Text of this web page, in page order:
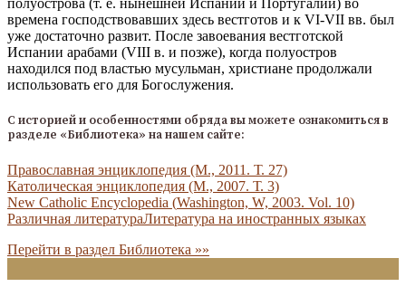
полуострова (т. е. нынешней Испании и Португалии) во
времена господствовавших здесь вестготов и к VI-VII вв. был
уже достаточно развит. После завоевания вестготской
Испании арабами (VIII в. и позже), когда полуостров
находился под властью мусульман, христиане продолжали
использовать его для Богослужения.
С историей и особенностями обряда вы можете ознакомиться в
разделе «Библиотека» на нашем сайте:
Православная ​энциклопедия (М., 2011. Т. 27)
Католическая энциклопедия (М., 2007. Т. 3)
New Catholic Encyclopedia (Washington, W, 2003. Vol. 10)
Различная литератураЛитература на иностранных языках
Перейти в раздел Библиотека »»